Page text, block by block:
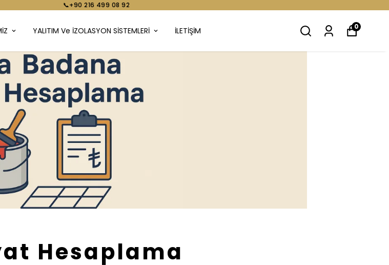
📞+90 216 499 08 92
YALITIM Ve İZOLASYON SİSTEMLERİ İLETİŞİM 0
Hesaplama